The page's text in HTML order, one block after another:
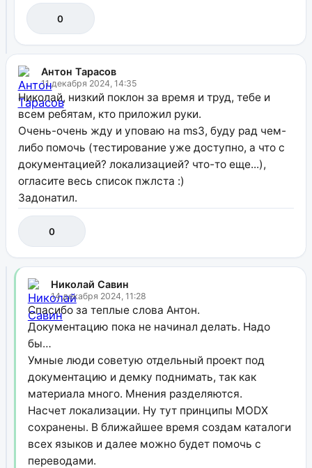
0
Антон Тарасов
11 декабря 2024, 14:35
Николай, низкий поклон за время и труд, тебе и
всем ребятам, кто приложил руки.
Очень-очень жду и уповаю на ms3, буду рад чем-
либо помочь (тестирование уже доступно, а что с
документацией? локализацией? что-то еще...),
огласите весь список пжлста :)
Задонатил.
0
Николай Савин
14 декабря 2024, 11:28
Спасибо за теплые слова Антон.
Документацию пока не начинал делать. Надо
бы…
Умные люди советую отдельный проект под
документацию и демку поднимать, так как
материала много. Мнения разделяются.
Насчет локализации. Ну тут принципы MODX
сохранены. В ближайшее время создам каталоги
всех языков и далее можно будет помочь с
переводами.